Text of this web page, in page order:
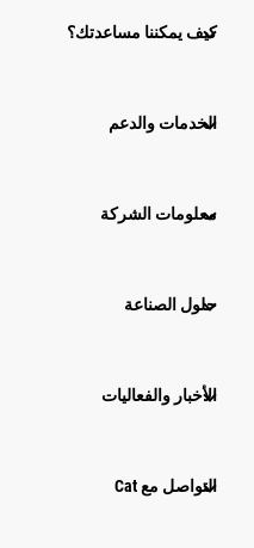
كيف يمكننا مساعدتك؟
الخدمات والدعم
معلومات الشركة
حلول الصناعة
الأخبار والفعاليات
التواصل مع Cat